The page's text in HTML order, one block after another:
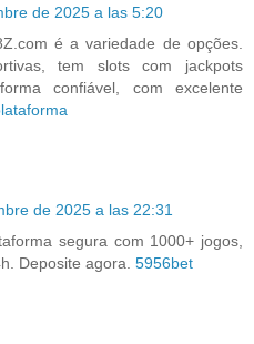
de 2025 a las 5:20
é a variedade de opções.
tem slots com jackpots
confiável, com excelente
de 2025 a las 22:31
segura com 1000+ jogos,
Deposite agora. 5956bet